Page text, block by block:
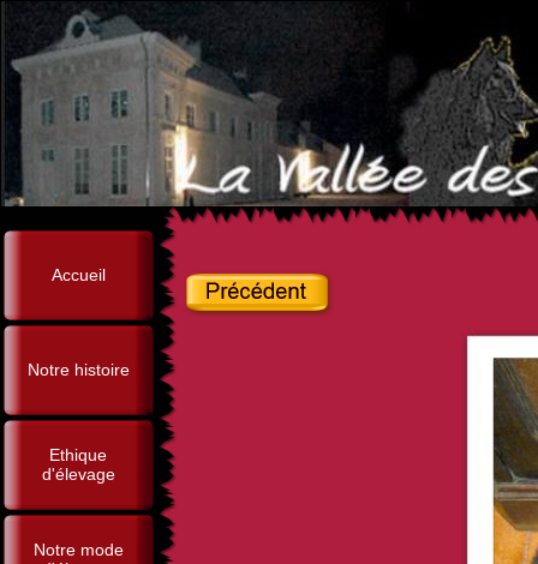
Accueil
Notre histoire
Ethique
d'élevage
Notre mode